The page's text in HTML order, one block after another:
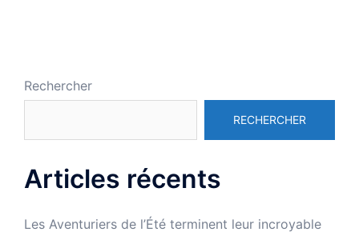
Rechercher
RECHERCHER
Articles récents
Les Aventuriers de l’Été terminent leur incroyable